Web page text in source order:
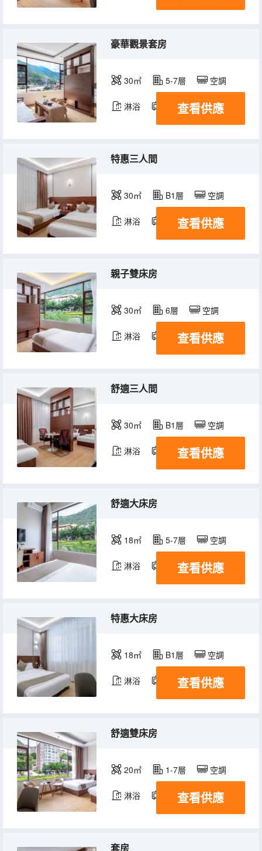
豪華觀景套房
30㎡ 5-7層 空調
淋浴 電視機
查看供應
特惠三人間
30㎡ B1層 空調
淋浴 電視機
查看供應
親子雙床房
30㎡ 6層 空調
淋浴 電視機
查看供應
舒適三人間
30㎡ B1層 空調
淋浴 電視機
查看供應
舒適大床房
18㎡ 5-7層 空調
淋浴 電視機
查看供應
特惠大床房
18㎡ B1層 空調
淋浴 電視機
查看供應
舒適雙床房
20㎡ 1-7層 空調
淋浴 電視機
查看供應
套房